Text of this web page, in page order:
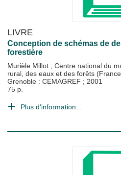
LIVRE
Conception de schémas de
forestière
Murièle Millot ; Centre national du
rural, des eaux et des forêts
Grenoble : CEMAGREF ; 2001
75 p.
Plus d'information...